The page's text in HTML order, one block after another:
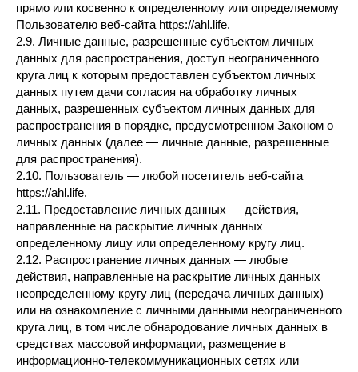
прямо или косвенно к определенному или определяемому
Пользователю веб-сайта https://ahl.life.
2.9. Личные данные, разрешенные субъектом личных
данных для распространения, доступ неограниченного
круга лиц к которым предоставлен субъектом личных
данных путем дачи согласия на обработку личных
данных, разрешенных субъектом личных данных для
распространения в порядке, предусмотренном Законом о
личных данных (далее — личные данные, разрешенные
для распространения).
2.10. Пользователь — любой посетитель веб-сайта
https://ahl.life.
2.11. Предоставление личных данных — действия,
направленные на раскрытие личных данных
определенному лицу или определенному кругу лиц.
2.12. Распространение личных данных — любые
действия, направленные на раскрытие личных данных
неопределенному кругу лиц (передача личных данных)
или на ознакомление с личными данными неограниченного
круга лиц, в том числе обнародование личных данных в
средствах массовой информации, размещение в
информационно-телекоммуникационных сетях или